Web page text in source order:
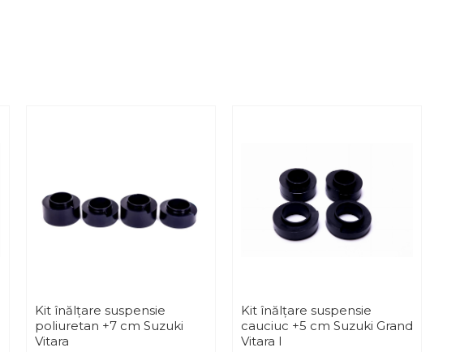
Kit înălțare suspensie
poliuretan +7 cm Suzuki
Vitara
Kit înălțare suspensie
cauciuc +5 cm Suzuki Grand
Vitara I